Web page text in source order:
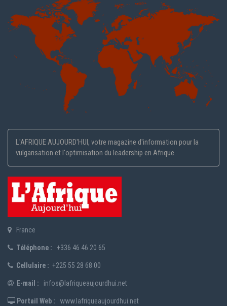
L'AFRIQUE AUJOURD'HUI, votre magazine d'information pour la
vulgarisation et l'optimisation du leadership en Afrique.
France
Téléphone : +336 46 46 20 65
Cellulaire : +225 55 28 68 00
E-mail : infos@lafriqueaujourdhui.net
Portail Web : www.lafriqueaujourdhui.net